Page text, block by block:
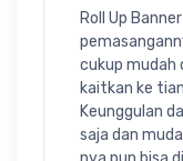
Roll Up
cukup mudah
kaitkan ke
Keunggulan
saja dan